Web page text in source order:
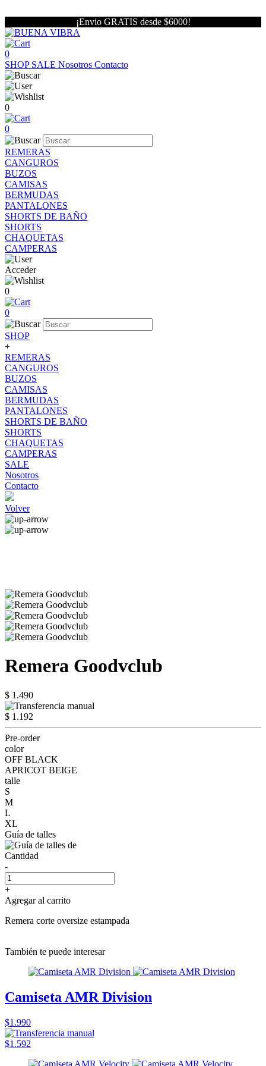
¡Envio GRATIS desde $6000!
0
SHOP SALE Nosotros Contacto
0
0
REMERAS
CANGUROS
BUZOS
CAMISAS
BERMUDAS
PANTALONES
SHORTS DE BAÑO
SHORTS
CHAQUETAS
CAMPERAS
Acceder
0
0
SHOP
+
REMERAS
CANGUROS
BUZOS
CAMISAS
BERMUDAS
PANTALONES
SHORTS DE BAÑO
SHORTS
CHAQUETAS
CAMPERAS
SALE
Nosotros
Contacto
Volver
Remera Goodvclub
$ 1.490
$ 1.192
Pre-order
color
OFF BLACK
APRICOT BEIGE
talle
S
M
L
XL
Guía de talles
Cantidad
-
+
Agregar al carrito
Remera corte oversize estampada
También te puede interesar
Camiseta AMR Division
$1.990
$1.592